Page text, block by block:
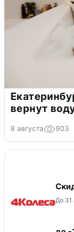
вернут
8 августа 903
До 31